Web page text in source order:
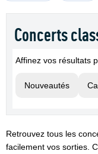
Concerts
Affinez vos résultats
Nouveautés
Retrouvez tous les
facilement vos sorties.